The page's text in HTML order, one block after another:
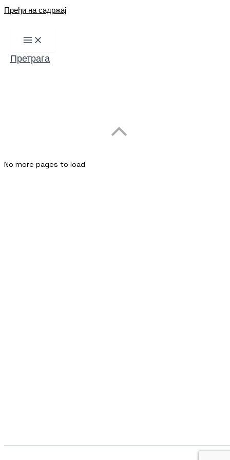
Пређи на садржај
Претрага
No more pages to load